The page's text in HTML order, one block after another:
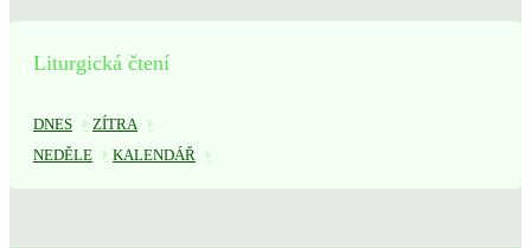
Liturgická čtení
DNES
ZÍTRA
NEDĚLE
KALENDÁŘ